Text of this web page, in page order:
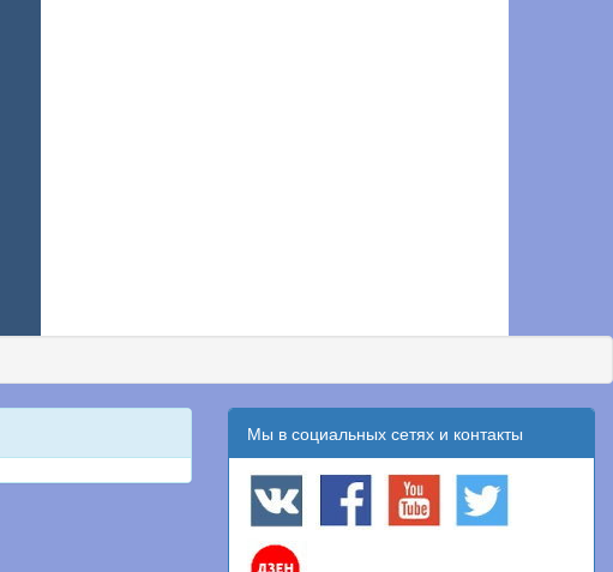
Мы в социальных сетях и контакты